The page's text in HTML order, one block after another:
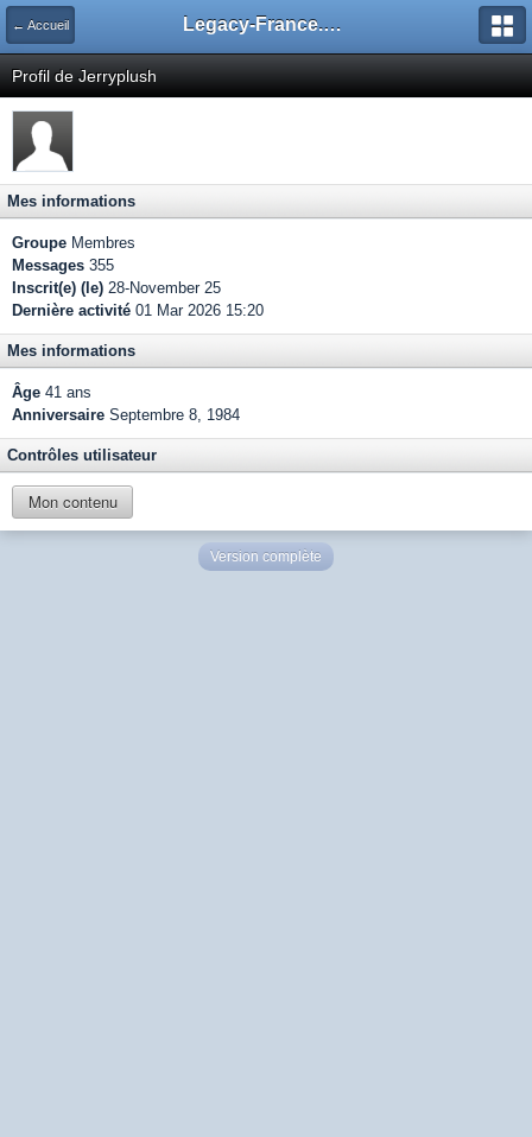
← Accueil Legacy-France.org - Forum
Profil de Jerryplush
Mes informations
Groupe Membres
Messages 355
Inscrit(e) (le) 28-November 25
Dernière activité 01 Mar 2026 15:20
Mes informations
Âge 41 ans
Anniversaire Septembre 8, 1984
Contrôles utilisateur
Mon contenu
Version complète